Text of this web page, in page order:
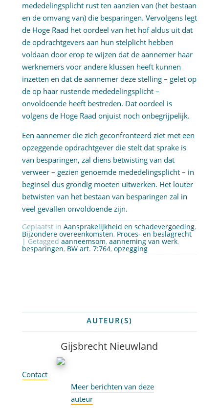
mededelingsplicht rust ten aanzien van (het bestaan
en de omvang van) die besparingen. Vervolgens legt
de Hoge Raad het oordeel van het hof aldus uit dat
de opdrachtgevers aan hun stelplicht hebben
voldaan door erop te wijzen dat de aannemer haar
werknemers voor andere klussen heeft kunnen
inzetten en dat de aannemer deze stelling – gelet op
de op haar rustende mededelingsplicht –
onvoldoende heeft bestreden. Dat oordeel is
volgens de Hoge Raad onjuist noch onbegrijpelijk.
Een aannemer die zich geconfronteerd ziet met een
opzeggende opdrachtgever die stelt dat sprake is
van besparingen, zal diens betwisting van dat
verweer – gezien genoemde mededelingsplicht – in
beginsel dus grondig moeten uitwerken. Het louter
betwisten van het bestaan van besparingen zal in
veel gevallen onvoldoende zijn.
Geplaatst in Aansprakelijkheid en schadevergoeding,
Bijzondere overeenkomsten, Proces- en beslagrecht
| Getagged aanneemsom, aanneming van werk,
besparingen, BW art. 7:764, opzegging
AUTEUR(S)
Gijsbrecht Nieuwland
Contact
Meer berichten van deze
auteur